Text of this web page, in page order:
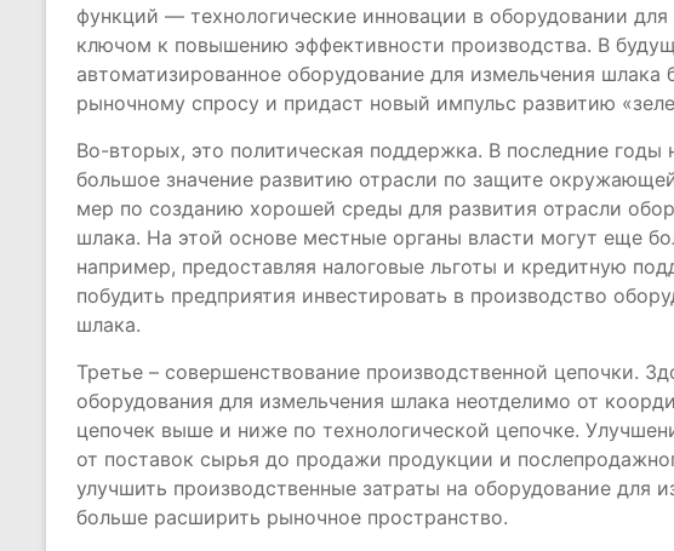
функций — технологические инновации в оборудовании
ключом к повышению эффективности производства. В
автоматизированное оборудование для измельчения шлака
рыночному спросу и придаст новый импульс развитию
Во-вторых, это политическая поддержка. В последние годы
большое значение развитию отрасли по защите
мер по созданию хорошей среды для развития отрасли
шлака. На этой основе местные органы власти могут еще
например, предоставляя налоговые льготы и кредитную
побудить предприятия инвестировать в производство
шлака.
Третье – совершенствование производственной цепочки.
оборудования для измельчения шлака неотделимо от
цепочек выше и ниже по технологической цепочке.
от поставок сырья до продажи продукции и
улучшить производственные затраты на оборудование для
больше расширить рыночное пространство.